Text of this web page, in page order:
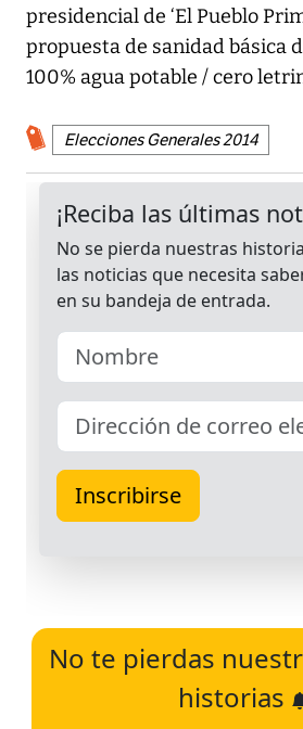
presidencial de ‘El Pueblo
propuesta de sanidad básica
100% agua potable / cero
Elecciones Generales 2014
No te pierdas
historias